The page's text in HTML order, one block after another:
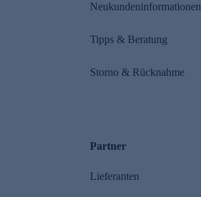
Neukundeninformationen
Tipps & Beratung
Storno & Rücknahme
Partner
Lieferanten